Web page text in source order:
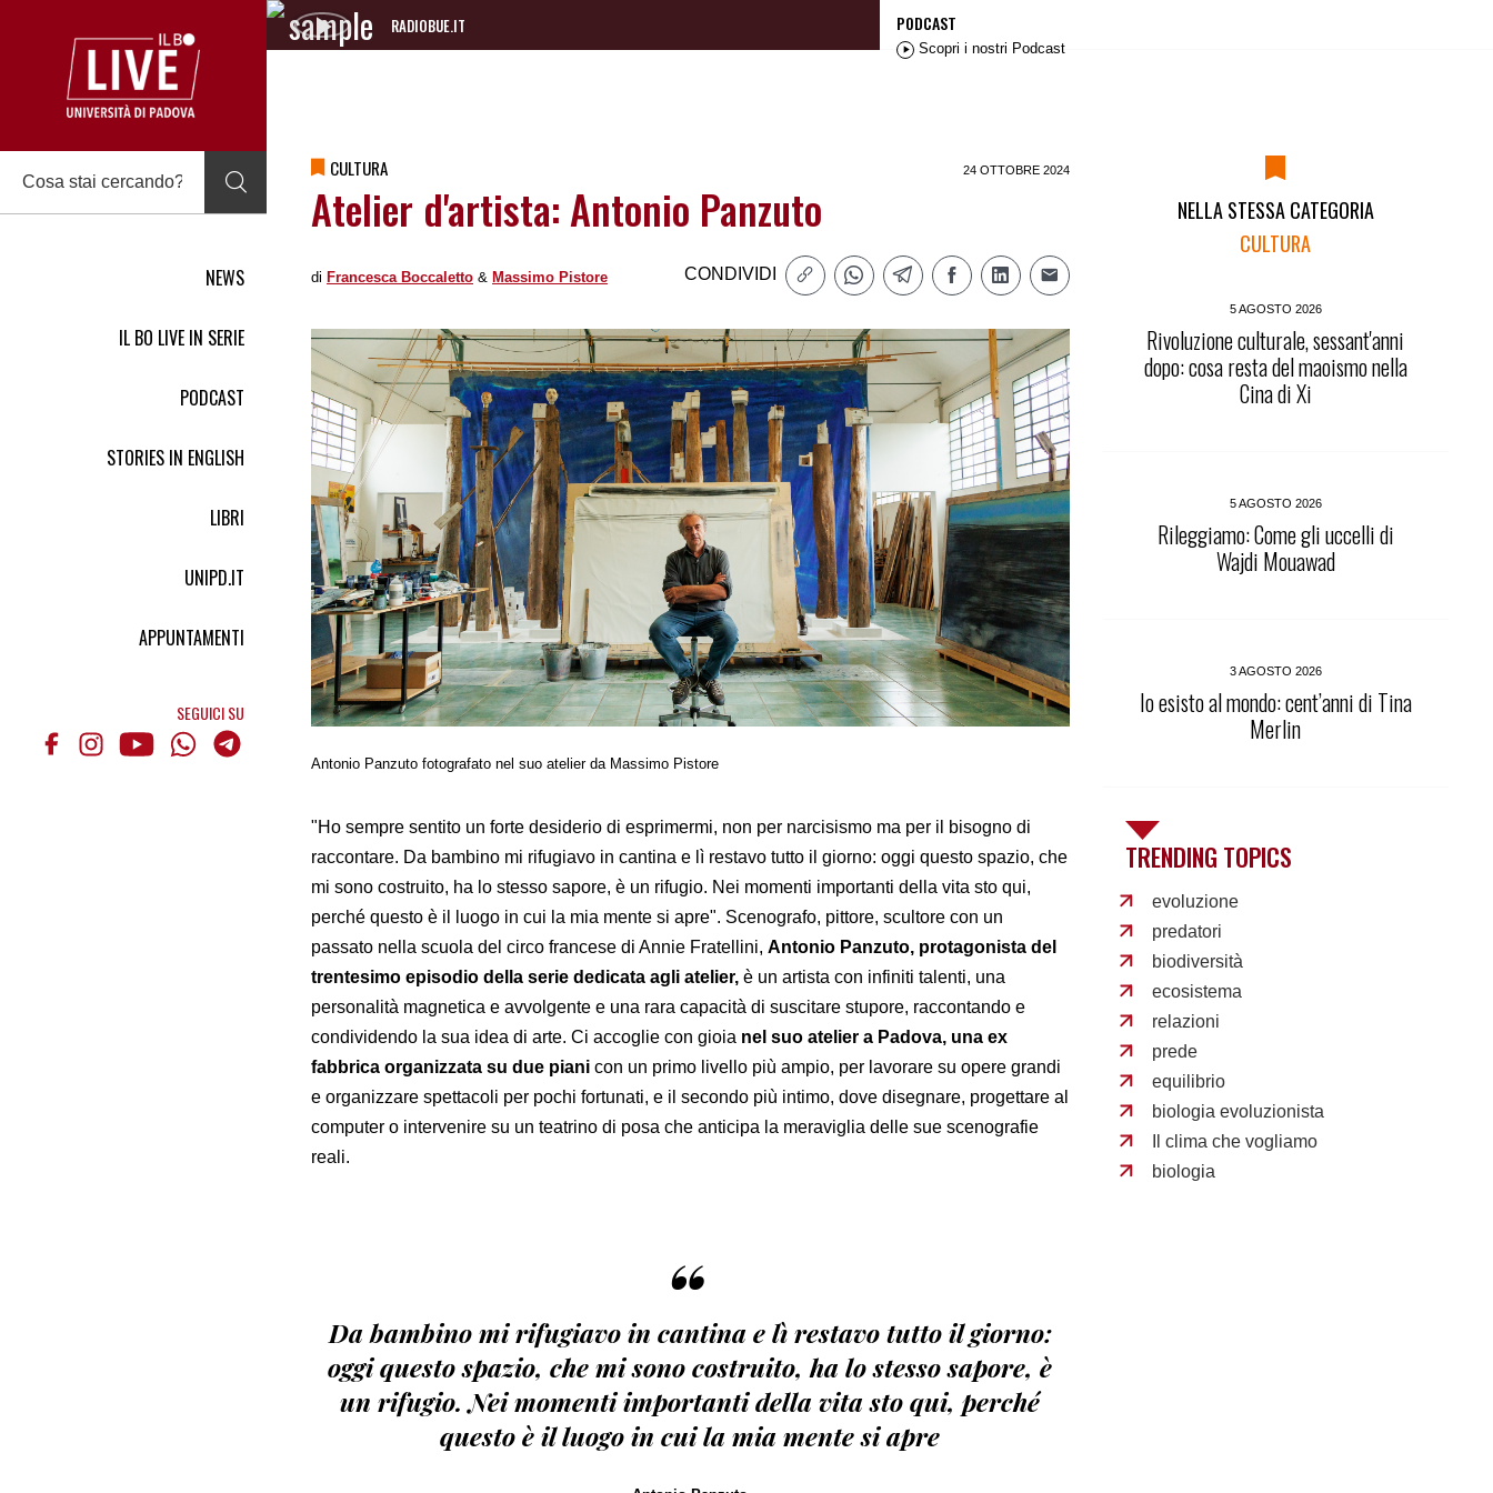
NEWS
IL BO LIVE IN SERIE
PODCAST
STORIES IN ENGLISH
LIBRI
UNIPD.IT
APPUNTAMENTI
SEGUICI SU
RADIOBUE.IT
Audio
PODCAST
Scopri i nostri Podcast
CULTURA 24 OTTOBRE 2024
Atelier d'artista: Antonio Panzuto
di Francesca Boccaletto & Massimo Pistore CONDIVIDI
Antonio Panzuto fotografato nel suo atelier da Massimo Pistore
"Ho sempre sentito un forte desiderio di esprimermi, non per narcisismo ma per il bisogno di
raccontare. Da bambino mi rifugiavo in cantina e lì restavo tutto il giorno: oggi questo spazio, che
mi sono costruito, ha lo stesso sapore, è un rifugio. Nei momenti importanti della vita sto qui,
perché questo è il luogo in cui la mia mente si apre". Scenografo, pittore, scultore con un
passato nella scuola del circo francese di Annie Fratellini, Antonio Panzuto, protagonista del
trentesimo episodio della serie dedicata agli atelier, è un artista con infiniti talenti, una
personalità magnetica e avvolgente e una rara capacità di suscitare stupore, raccontando e
condividendo la sua idea di arte. Ci accoglie con gioia nel suo atelier a Padova, una ex
fabbrica organizzata su due piani con un primo livello più ampio, per lavorare su opere grandi
e organizzare spettacoli per pochi fortunati, e il secondo più intimo, dove disegnare, progettare al
computer o intervenire su un teatrino di posa che anticipa la meraviglia delle sue scenografie
reali.
“
Da bambino mi rifugiavo in cantina e lì restavo tutto il giorno:
oggi questo spazio, che mi sono costruito, ha lo stesso sapore, è
un rifugio. Nei momenti importanti della vita sto qui, perché
questo è il luogo in cui la mia mente si apre
NELLA STESSA CATEGORIA
CULTURA
5 AGOSTO 2026
Rivoluzione culturale, sessant'anni
dopo: cosa resta del maoismo nella
Cina di Xi
5 AGOSTO 2026
Rileggiamo: Come gli uccelli di
Wajdi Mouawad
3 AGOSTO 2026
Io esisto al mondo: cent’anni di Tina
Merlin
TRENDING TOPICS
evoluzione
predatori
biodiversità
ecosistema
relazioni
prede
equilibrio
biologia evoluzionista
Il clima che vogliamo
biologia